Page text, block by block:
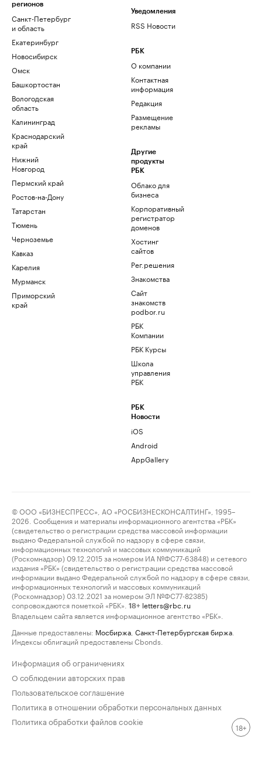
регионов
Санкт-Петербург
и область
Екатеринбург
Новосибирск
Омск
Башкортостан
Вологодская
область
Калининград
Краснодарский
край
Нижний
Новгород
Пермский край
Ростов-на-Дону
Татарстан
Тюмень
Черноземье
Кавказ
Карелия
Мурманск
Приморский
край
Уведомления
RSS Новости
РБК
О компании
Контактная
информация
Редакция
Размещение
рекламы
Другие
продукты
РБК
Облако для
бизнеса
Корпоративный
регистратор
доменов
Хостинг
сайтов
Рег.решения
Знакомства
Сайт
знакомств
podbor.ru
РБК
Компании
РБК Курсы
Школа
управления
РБК
РБК
Новости
iOS
Android
AppGallery
© ООО «БИЗНЕСПРЕСС», АО «РОСБИЗНЕСКОНСАЛТИНГ», 1995–
2026. Сообщения и материалы информационного агентства «РБК»
(свидетельство о регистрации средства массовой информации
выдано Федеральной службой по надзору в сфере связи,
информационных технологий и массовых коммуникаций
(Роскомнадзор) 09.12.2015 за номером ИА №ФС77-63848) и сетевого
издания «РБК» (свидетельство о регистрации средства массовой
информации выдано Федеральной службой по надзору в сфере связи,
информационных технологий и массовых коммуникаций
(Роскомнадзор) 03.12.2021 за номером ЭЛ №ФС77-82385)
сопровождаются пометкой «РБК».
18+ letters@rbc.ru
Владельцем сайта является информационное агентство «РБК».
Данные предоставлены: Мосбиржа Санкт-Петербургская биржа
Индексы облигаций предоставлены Cbonds.
Информация об ограничениях
О соблюдении авторских прав
Пользовательское соглашение
Политика в отношении обработки персональных данных
Политика обработки файлов cookie
18+